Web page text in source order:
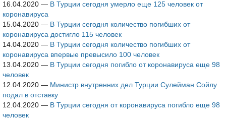
16.04.2020 — В Турции сегодня умерло еще 125 человек от
коронавируса
15.04.2020 — В Турции сегодня количество погибших от
коронавируса достигло 115 человек
14.04.2020 — В Турции сегодня количество погибших от
коронавируса впервые превысило 100 человек
13.04.2020 — В Турции сегодня погибло от коронавируса еще 98
человек
12.04.2020 — Министр внутренних дел Турции Сулейман Сойлу
подал в отставку
12.04.2020 — В Турции сегодня от коронавируса погибло еще 98
человек